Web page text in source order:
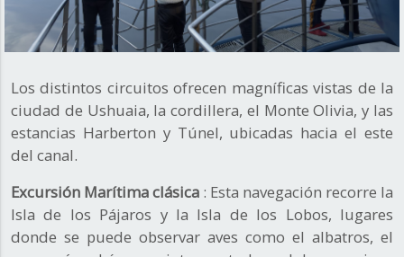
Los distintos circuitos ofrecen magníficas vistas de la
ciudad de Ushuaia, la cordillera, el Monte Olivia, y las
estancias Harberton y Túnel, ubicadas hacia el este
del canal.
Excursión Marítima clásica: Esta navegación recorre la
Isla de los Pájaros y la Isla de los Lobos, lugares
donde se puede observar aves como el albatros, el